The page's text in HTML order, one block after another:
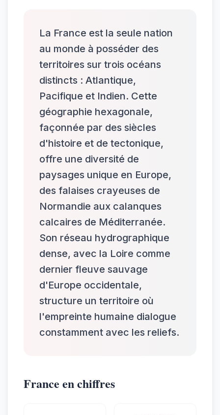
La France est la seule nation
au monde à posséder des
territoires sur trois océans
distincts : Atlantique,
Pacifique et Indien. Cette
géographie hexagonale,
façonnée par des siècles
d'histoire et de tectonique,
offre une diversité de
paysages unique en Europe,
des falaises crayeuses de
Normandie aux calanques
calcaires de Méditerranée.
Son réseau hydrographique
dense, avec la Loire comme
dernier fleuve sauvage
d'Europe occidentale,
structure un territoire où
l'empreinte humaine dialogue
constamment avec les reliefs.
France en chiffres